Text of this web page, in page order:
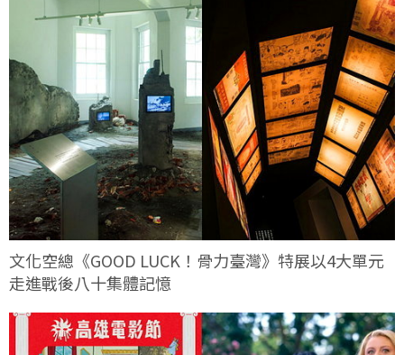
文化空總《GOOD LUCK！骨力臺灣》特展以4大單元
走進戰後八十集體記憶